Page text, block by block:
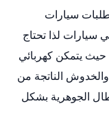
سيارات
سيارات لذا تحتاج
يتمكن كهربائي
الناتجة من
الجوهرية بشكل